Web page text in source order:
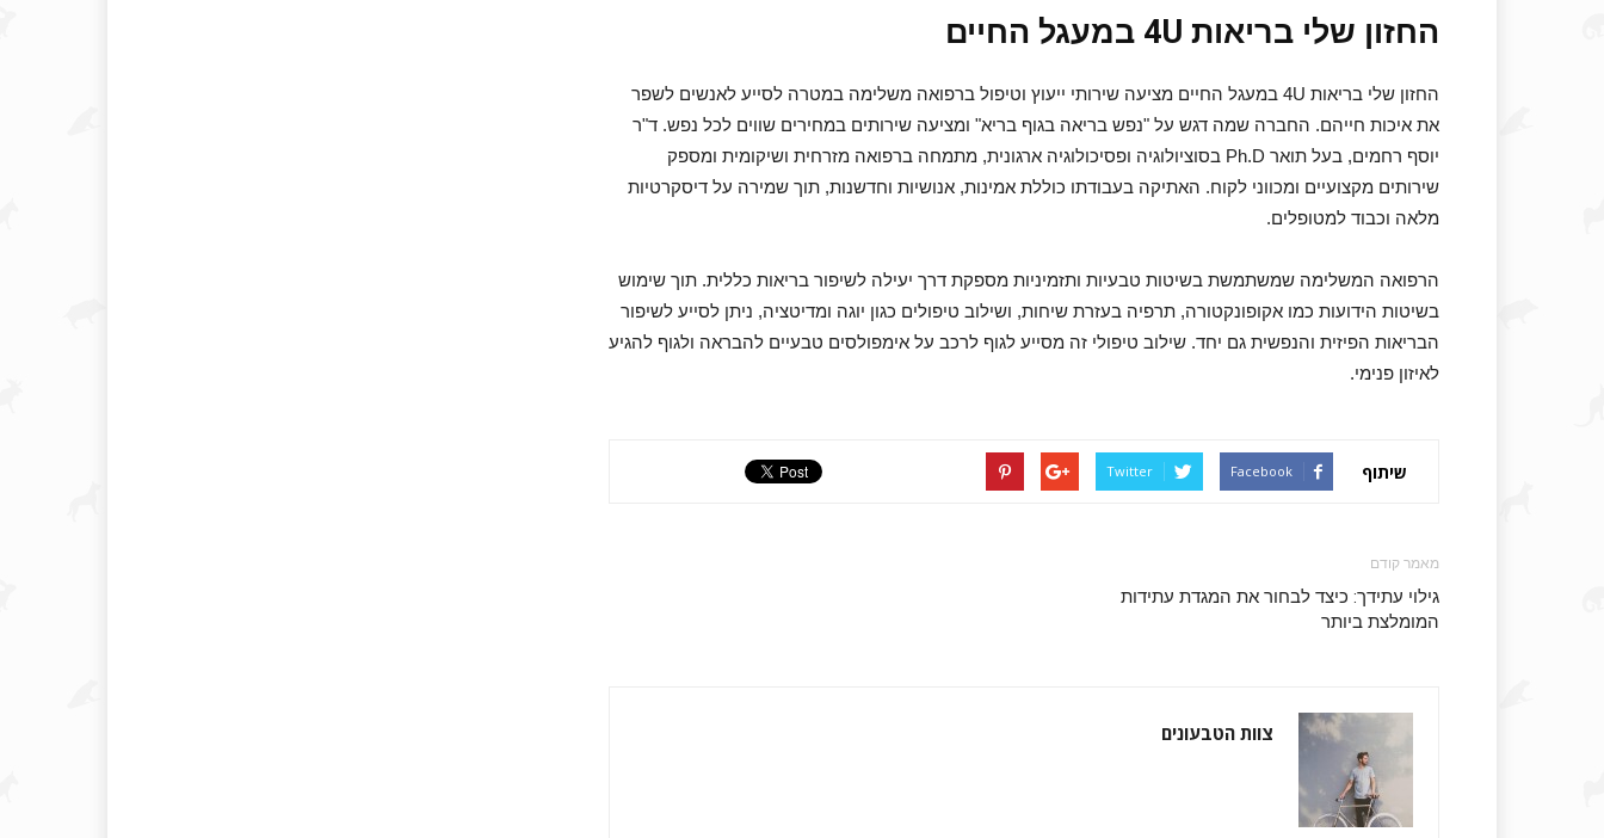
החזון שלי בריאות 4U במעגל החיים
החזון שלי בריאות 4U במעגל החיים מציעה שירותי ייעוץ וטיפול ברפואה משלימה במטרה לסייע לאנשים לשפר
את איכות חייהם. החברה שמה דגש על "נפש בריאה בגוף בריא" ומציעה שירותים במחירים שווים לכל נפש. ד"ר
יוסף רחמים, בעל תואר Ph.D בסוציולוגיה ופסיכולוגיה ארגונית, מתמחה ברפואה מזרחית ושיקומית ומספק
שירותים מקצועיים ומכווני לקוח. האתיקה בעבודתו כוללת אמינות, אנושיות וחדשנות, תוך שמירה על דיסקרטיות
מלאה וכבוד למטופלים.
הרפואה המשלימה שמשתמשת בשיטות טבעיות ותזמיניות מספקת דרך יעילה לשיפור בריאות כללית. תוך שימוש
בשיטות הידועות כמו אקופונקטורה, תרפיה בעזרת שיחות, ושילוב טיפולים כגון יוגה ומדיטציה, ניתן לסייע לשיפור
הבריאות הפיזית והנפשית גם יחד. שילוב טיפולי זה מסייע לגוף לרכב על אימפולסים טבעיים להבראה ולגוף להגיע
לאיזון פנימי.
שיתוף Facebook
Twitter
מאמר קודם
גילוי עתידך: כיצד לבחור את המגדת עתידות
המומלצת ביותר
צוות הטבעונים